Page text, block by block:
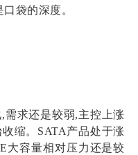
袋的深度。
需求还是较弱,主控上涨
缩。SATA产品处于涨
大容量相对压力还是较